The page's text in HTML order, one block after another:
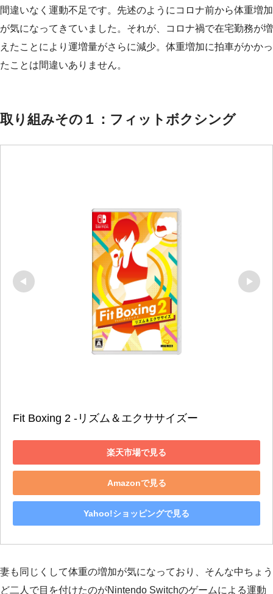
間違いなく運動不足です。先述のようにコロナ前から体重増加
が気になってきていました。それが、コロナ禍で在宅勤務が増
えたことにより運増量がさらに減少。体重増加に拍車がかかっ
たことは間違いありません。
取り組みその１：フィットボクシング
Fit Boxing 2 -リズム＆エクササイズー
楽天市場で見る
Amazonで見る
Yahoo!ショッピングで見る
妻も同じくして体重の増加が気になっており、そんな中ちょう
ど二人で目を付けたのがNintendo Switchのゲームによる運動